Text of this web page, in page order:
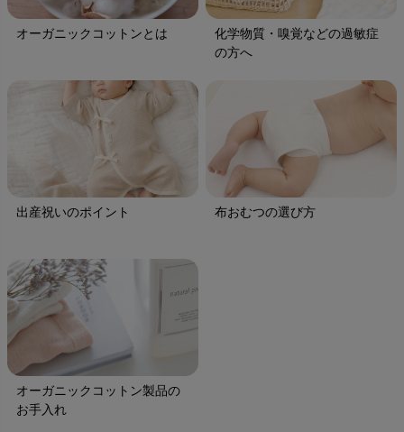
オーガニックコットンとは
化学物質・嗅覚などの過敏症
の方へ
出産祝いのポイント 布おむつの選び方
オーガニックコットン製品の
お手入れ